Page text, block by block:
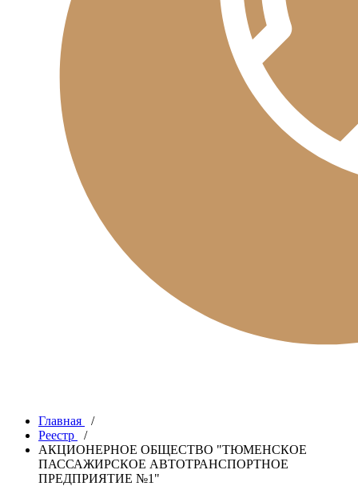
Главная
/
Реестр
/
АКЦИОНЕРНОЕ ОБЩЕСТВО "ТЮМЕНСКОЕ
ПАССАЖИРСКОЕ АВТОТРАНСПОРТНОЕ
ПРЕДПРИЯТИЕ №1"